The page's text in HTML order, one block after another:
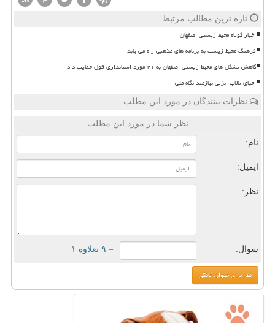
تازه ترین مطالب مرتبط
اخبار کوتاه محیط زیستی اصفهان
فرهنگ محیط زیست به برنامه های مذهبی راه می یابد
کاهش تشکل های محیط زیستی اصفهان به ۲۱ مورد استانداری قول حمایت داد
احیای تالاب انزلی نیازمند نگاه ملی
نظرات بینندگان در مورد این مطلب
نظر شما در مورد این مطلب
نام:
ایمیل:
نظر:
سوال: = ۹ بعلاوه ۱